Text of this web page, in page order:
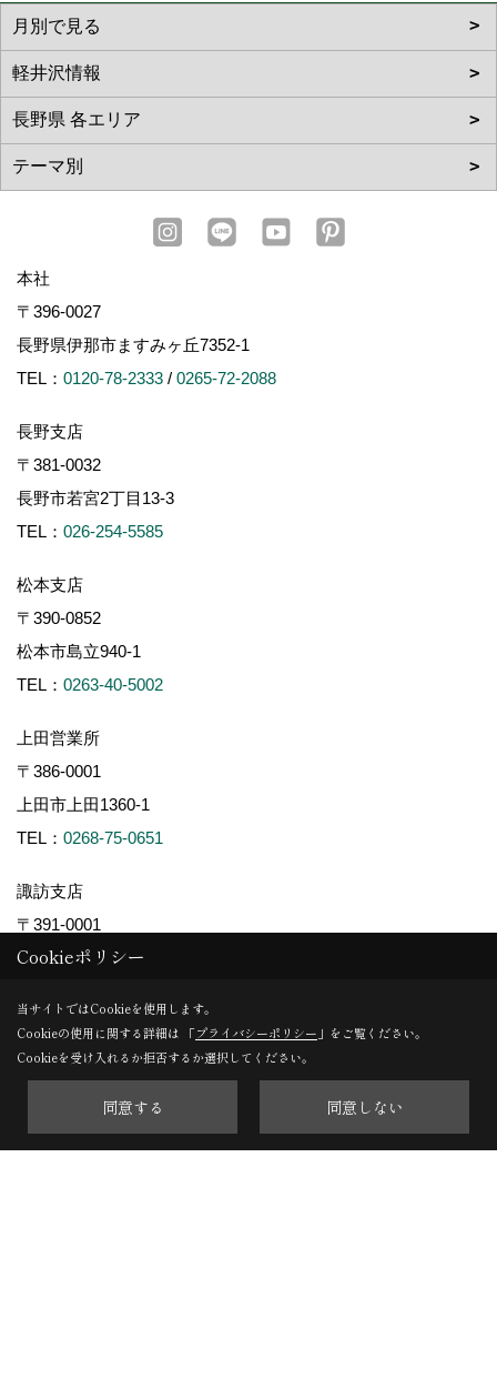
本社
〒396-0027
長野県伊那市ますみヶ丘7352-1
TEL： 0120-78-2333 / 0265-72-2088
長野支店
〒381-0032
長野市若宮2丁目13-3
TEL： 026-254-5585
松本支店
〒390-0852
松本市島立940-1
TEL： 0263-40-5002
上田営業所
〒386-0001
上田市上田1360-1
TEL： 0268-75-0651
諏訪支店
〒391-0001
茅野市ちの2767-2
軽井沢支店
〒389-0111
軽井沢町大字長倉南ヶ丘647-4
Cookieポリシー
当サイトではCookieを使用します。
Cookieの使用に関する詳細は 「プライバシーポリシー 」をご覧ください。
Cookieを受け入れるか拒否するか選択してください。
同意する 同意しない